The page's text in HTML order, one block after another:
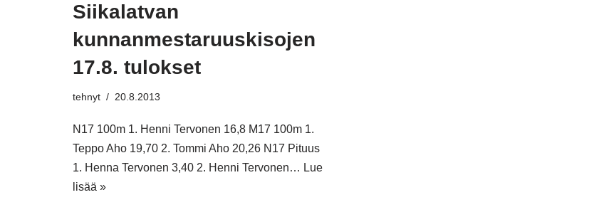
Siikalatvan
kunnanmestaruuskisojen
17.8. tulokset
tehnyt 20.8.2013
N17 100m 1. Henni Tervonen 16,8 M17 100m 1.
Teppo Aho 19,70 2. Tommi Aho 20,26 N17 Pituus
1. Henna Tervonen 3,40 2. Henni Tervonen… Lue
lisää »